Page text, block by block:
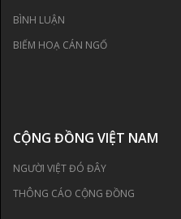
BÌNH LUẬN
BIẾM HOẠ CÁN NGỐ
CỘNG ĐỒNG VIỆT NAM
NGƯỜI VIỆT ĐÓ ĐÂY
THÔNG CÁO CỘNG ĐỒNG